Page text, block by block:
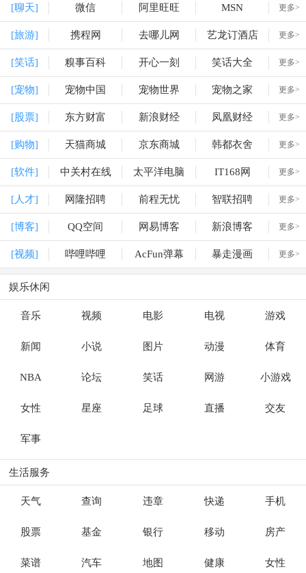
[聊天] 微信 阿里旺旺 MSN 更多>
[旅游] 携程网 去哪儿网 艺龙订酒店 更多>
[笑话] 糗事百科 开心一刻 笑话大全 更多>
[宠物] 宠物中国 宠物世界 宠物之家 更多>
[股票] 东方财富 新浪财经 凤凰财经 更多>
[购物] 天猫商城 京东商城 韩都衣舍 更多>
[软件] 中关村在线 太平洋电脑 IT168网 更多>
[人才] 网隆招聘 前程无忧 智联招聘 更多>
[博客] QQ空间 网易博客 新浪博客 更多>
[视频] 哔哩哔哩 AcFun弹幕 暴走漫画 更多>
娱乐休闲
音乐 视频 电影 电视 游戏
新闻 小说 图片 动漫 体育
NBA 论坛 笑话 网游 小游戏
女性 星座 足球 直播 交友
军事
生活服务
天气 查询 违章 快递 手机
股票 基金 银行 移动 房产
菜谱 汽车 地图 健康 女性